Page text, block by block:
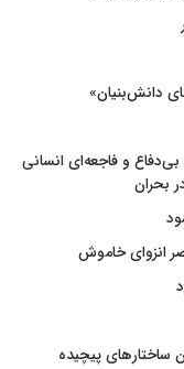
دانش‌بنیان»
بی‌دفاع و فاجعه‌ای انسانی
بحران
انزوای خاموش
ساختارهای پیچیده